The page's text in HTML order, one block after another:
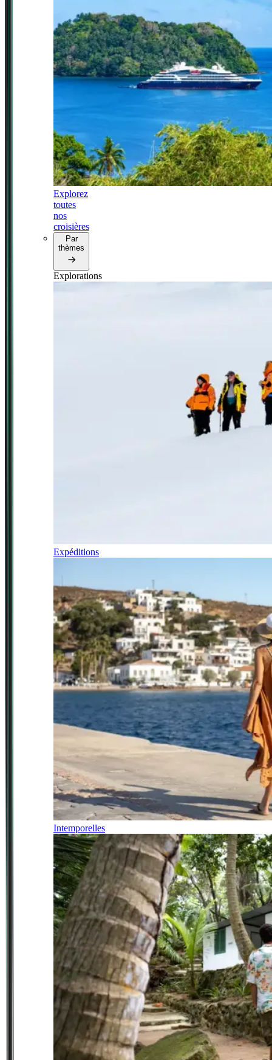
Explorez
toutes
nos
croisières
Par
thèmes
Explorations
Expéditions
Intemporelles